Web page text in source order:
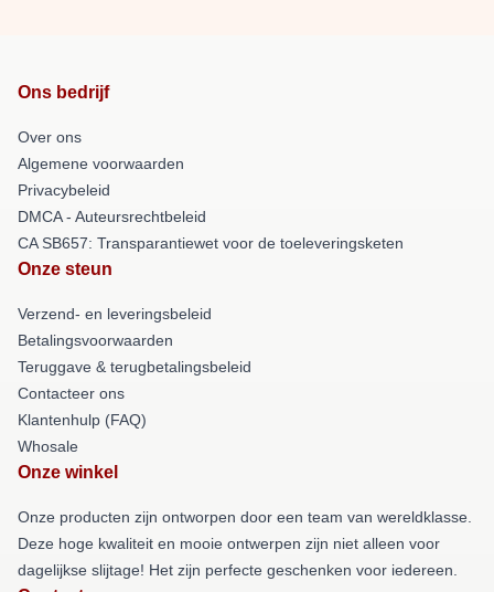
Ons bedrijf
Over ons
Algemene voorwaarden
Privacybeleid
DMCA - Auteursrechtbeleid
CA SB657: Transparantiewet voor de toeleveringsketen
Onze steun
Verzend- en leveringsbeleid
Betalingsvoorwaarden
Teruggave & terugbetalingsbeleid
Contacteer ons
Klantenhulp (FAQ)
Whosale
Onze winkel
Onze producten zijn ontworpen door een team van wereldklasse.
Deze hoge kwaliteit en mooie ontwerpen zijn niet alleen voor
dagelijkse slijtage! Het zijn perfecte geschenken voor iedereen.